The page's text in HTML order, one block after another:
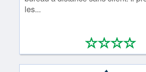
les...
****
0/4